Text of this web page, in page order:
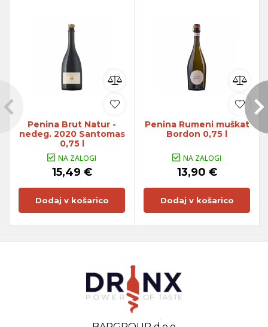
Penina Brut Natur -
nedeg. 2020 Santomas
0,75 l
NA ZALOGI
15,49 €
Dodaj v košarico
Penina Rumeni muškat
Bordon 0,75 l
NA ZALOGI
13,90 €
Dodaj v košarico